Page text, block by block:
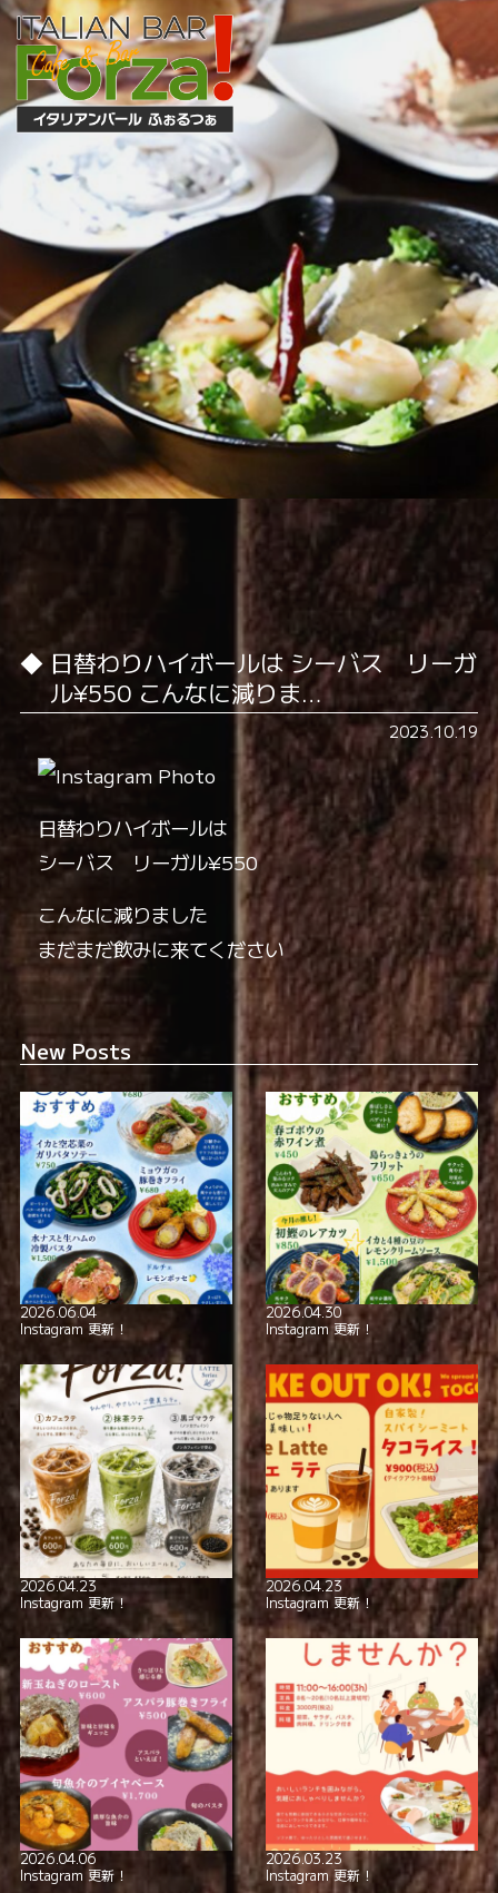
smoking_rooms全席喫煙可
極上の美酒と
本格イタリアン！
日替わりハイボールは シーバス リーガ
ル¥550 こんなに減りま…
2023.10.19
日替わりハイボールは
シーバス リーガル¥550
こんなに減りました
まだまだ飲みに来てください️
New Posts
2026.06.04
Instagram 更新！
2026.04.30
Instagram 更新！
2026.04.23
Instagram 更新！
2026.04.23
Instagram 更新！
2026.04.06
Instagram 更新！
2026.03.23
Instagram 更新！